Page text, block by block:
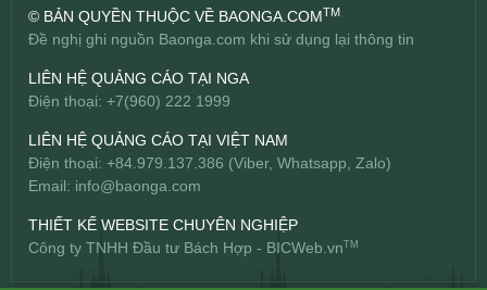
© BẢN QUYỀN THUỘC VỀ BAONGA.COMTM
Đề nghị ghi nguồn Baonga.com khi sử dụng lại thông tin
LIÊN HỆ QUẢNG CÁO TẠI NGA
Điện thoại: +7(960) 222 1999
LIÊN HỆ QUẢNG CÁO TẠI VIỆT NAM
Điện thoại: +84.979.137.386 (Viber, Whatsapp, Zalo)
Email: info@baonga.com
THIẾT KẾ WEBSITE CHUYÊN NGHIỆP
Công ty TNHH Đầu tư Bách Hợp - BICWeb.vnTM